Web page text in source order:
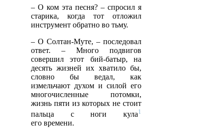
– О ком эта песня? – спросил я
старика, когда тот отложил
инструмент обратно во тьму.
– О Солтан-Муте, – последовал
ответ. – Много подвигов
совершил этот бий-батыр, на
десять жизней их хватило бы,
словно бы ведал, как
измельчают духом и силой его
многочисленные потомки,
жизнь пяти из которых не стоит
пальца с ноги кула1
его времени.